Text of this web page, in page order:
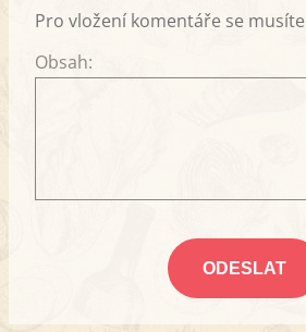
Pro vložení komentáře se musíte
Obsah: